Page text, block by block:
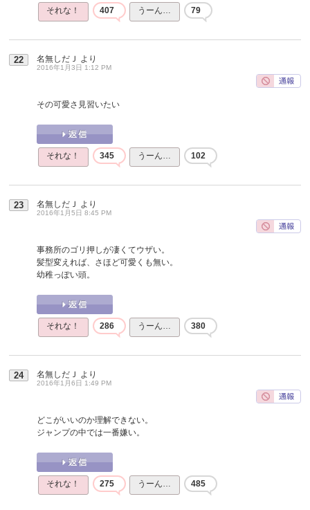
それな！ 407 うーん… 79
22 名無しだＪ より
2016年1月3日 1:12 PM
その可愛さ見習いたい
それな！ 345 うーん… 102
23 名無しだＪ より
2016年1月5日 8:45 PM
事務所のゴリ押しが凄くてウザい。
髪型変えれば、さほど可愛くも無い。
幼稚っぽい頭。
それな！ 286 うーん… 380
24 名無しだＪ より
2016年1月6日 1:49 PM
どこがいいのか理解できない。
ジャンプの中では一番嫌い。
それな！ 275 うーん… 485